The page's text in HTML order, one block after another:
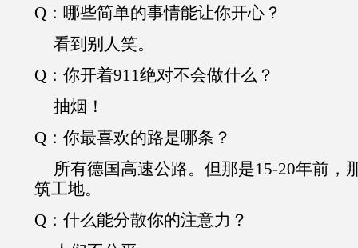
Q ：哪些简单的事情能让你开心？
看到别人笑。
Q ：你开着911绝对不会做什么？
抽烟！
Q ：你最喜欢的路是哪条？
所有德国高速公路。但那是15-20年前，
筑工地。
Q ：什么能分散你的注意力？